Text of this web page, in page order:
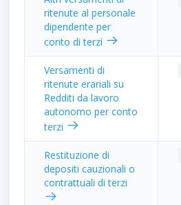
ritenute al personale
dipendente per
conto di terzi
Versamenti di
ritenute erariali su
Redditi da lavoro
autonomo per conto
terzi
Restituzione di
depositi cauzionali o
contrattuali di terzi